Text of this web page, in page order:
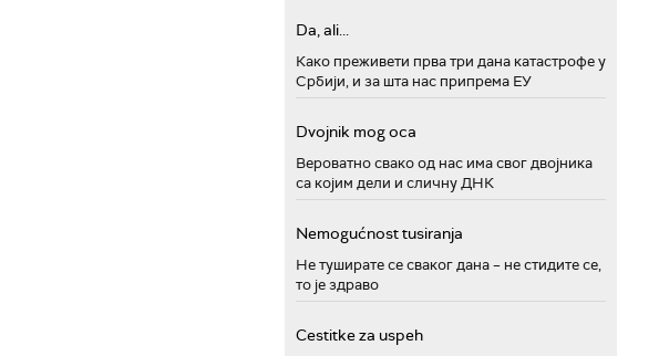
Da, ali...
Како преживети прва три дана катастрофе у
Србији, и за шта нас припрема ЕУ
Dvojnik mog oca
Вероватно свако од нас има свог двојника
са којим дели и сличну ДНК
Nemogućnost tusiranja
Не туширате се сваког дана – не стидите се,
то је здраво
Cestitke za uspeh